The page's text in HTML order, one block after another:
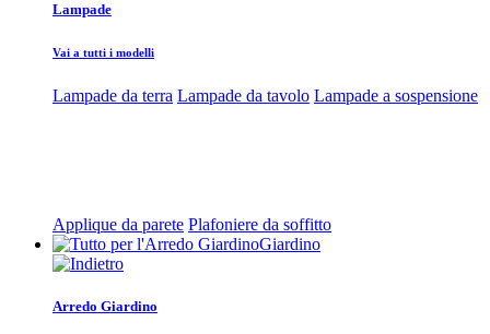
Lampade
Vai a tutti i modelli
Lampade da terra Lampade da tavolo Lampade a sospensione
Applique da parete Plafoniere da soffitto
Giardino
Arredo Giardino